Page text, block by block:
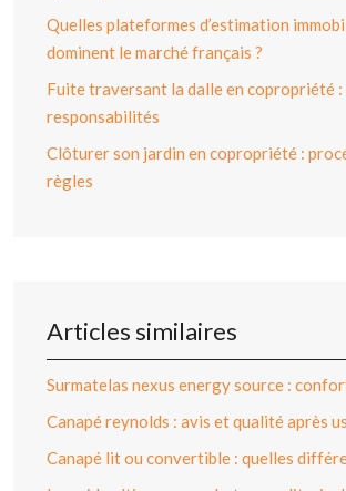
Quelles plateformes d’estimation
dominent le marché français ?
Fuite traversant la dalle en copropriété :
responsabilités
Clôturer son jardin en copropriété :
règles
Articles similaires
Surmatelas nexus energy source :
Canapé reynolds : avis et qualité après
Canapé lit ou convertible : quelles